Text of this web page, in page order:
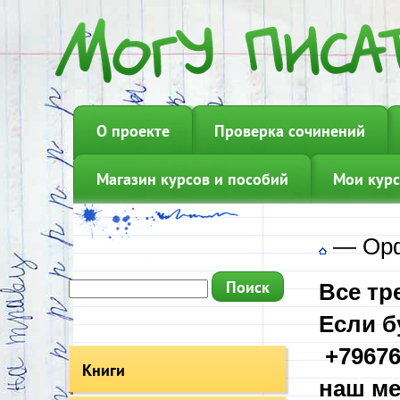
О проекте Проверка сочинений
Магазин курсов и пособий Мои
Книги
—
Все
Если
наш